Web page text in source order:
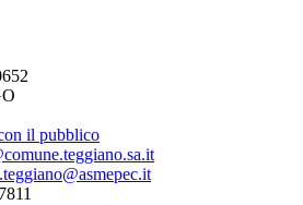
il pubblico